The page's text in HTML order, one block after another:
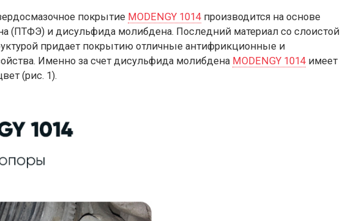
покрытие MODENGY 1014 производится на основе
(ПТФЭ) и дисульфида молибдена. Последний материал со слоистой
придает покрытию отличные антифрикционные и
Именно за счет дисульфида молибдена MODENGY 1014 имеет
(рис. 1).